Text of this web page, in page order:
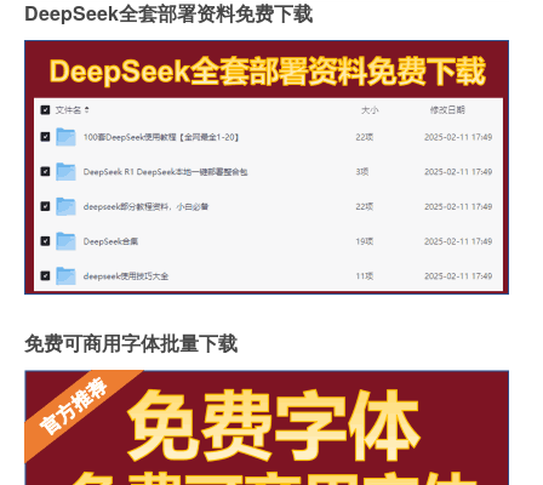
DeepSeek全套部署资料免费下载
免费可商用字体批量下载